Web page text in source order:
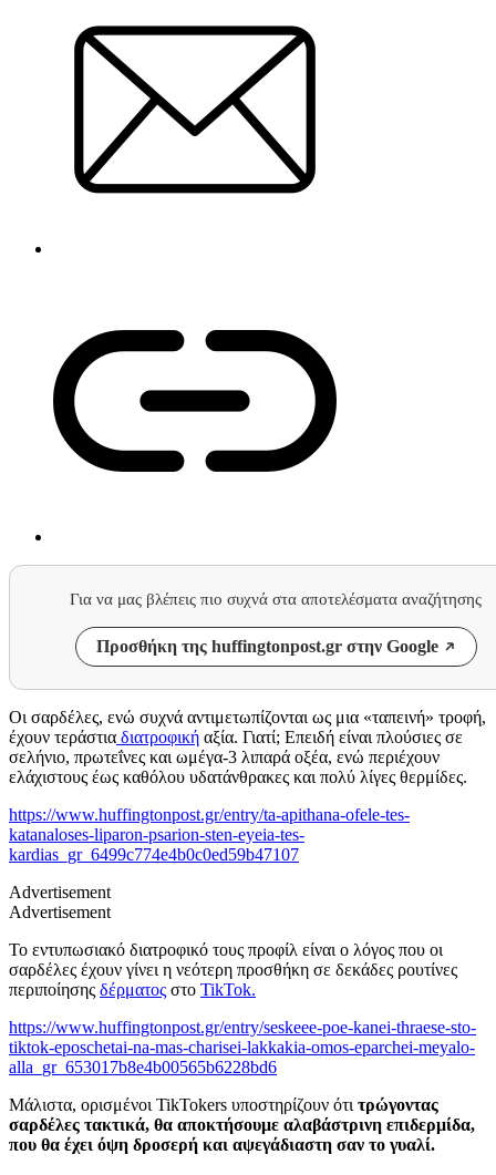
Για να μας βλέπεις πιο συχνά στα αποτελέσματα αναζήτησης
Προσθήκη της huffingtonpost.gr στην Google
Oι σαρδέλες, ενώ συχνά αντιμετωπίζονται ως μια «ταπεινή» τροφή,
έχουν τεράστια διατροφική αξία. Γιατί; Επειδή είναι πλούσιες σε
σελήνιο, πρωτεΐνες και ωμέγα-3 λιπαρά οξέα, ενώ περιέχουν
ελάχιστους έως καθόλου υδατάνθρακες και πολύ λίγες θερμίδες.
https://www.huffingtonpost.gr/entry/ta-apithana-ofele-tes-
katanaloses-liparon-psarion-sten-eyeia-tes-
kardias_gr_6499c774e4b0c0ed59b47107
Advertisement
Advertisement
Το εντυπωσιακό διατροφικό τους προφίλ είναι ο λόγος που οι
σαρδέλες έχουν γίνει η νεότερη προσθήκη σε δεκάδες ρουτίνες
περιποίησης δέρματος στο TikTok.
https://www.huffingtonpost.gr/entry/seskeee-poe-kanei-thraese-sto-
tiktok-eposchetai-na-mas-charisei-lakkakia-omos-eparchei-meyalo-
alla_gr_653017b8e4b00565b6228bd6
Μάλιστα, ορισμένοι TikTokers υποστηρίζουν ότι τρώγοντας
σαρδέλες τακτικά, θα αποκτήσουμε αλαβάστρινη επιδερμίδα,
που θα έχει όψη δροσερή και αψεγάδιαστη σαν το γυαλί.